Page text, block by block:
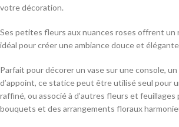
votre décoration.
Ses petites fleurs aux nuances roses offrent un
idéal pour créer une ambiance douce et
Parfait pour décorer un vase sur une console,
d’appoint, ce statice peut être utilisé seul pour
raffiné, ou associé à d’autres fleurs et feuillages
bouquets et des arrangements floraux